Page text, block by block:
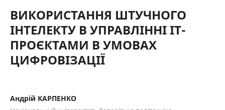
ВИКОРИСТАННЯ ШТУЧНОГО
ІНТЕЛЕКТУ В УПРАВЛІННІ IT-
ПРОЄКТАМИ В УМОВАХ
ЦИФРОВІЗАЦІЇ
Андрій КАРПЕНКО